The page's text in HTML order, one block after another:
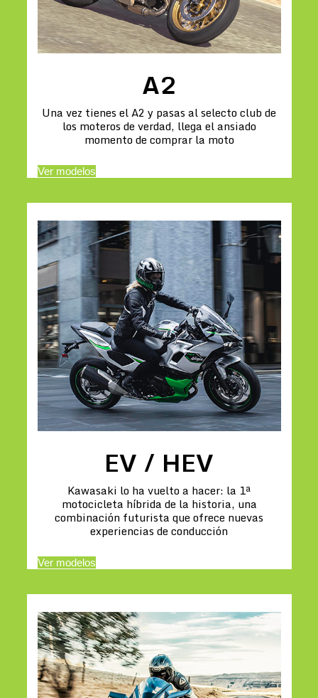
A2
Una vez tienes el A2 y pasas al selecto club de
los moteros de verdad, llega el ansiado
momento de comprar la moto
Ver modelos
EV / HEV
Kawasaki lo ha vuelto a hacer: la 1ª
motocicleta híbrida de la historia, una
combinación futurista que ofrece nuevas
experiencias de conducción
Ver modelos